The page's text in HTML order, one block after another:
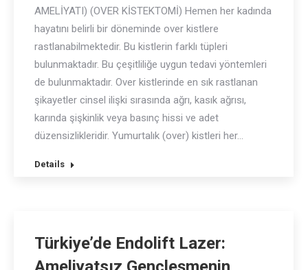
AMELİYATI) (OVER KİSTEKTOMİ) Hemen her kadında
hayatını belirli bir döneminde over kistlere
rastlanabilmektedir. Bu kistlerin farklı tüpleri
bulunmaktadır. Bu çeşitliliğe uygun tedavi yöntemleri
de bulunmaktadır. Over kistlerinde en sık rastlanan
şikayetler cinsel ilişki sırasında ağrı, kasık ağrısı,
karında şişkinlik veya basınç hissi ve adet
düzensizlikleridir. Yumurtalık (over) kistleri her…
Details
Türkiye’de Endolift Lazer: